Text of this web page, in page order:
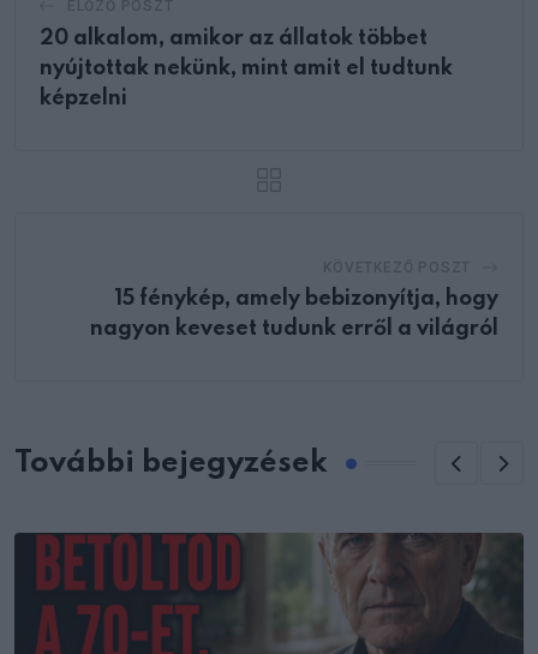
20 alkalom, amikor az állatok többet
nyújtottak nekünk, mint amit el tudtunk
képzelni
15 fénykép, amely bebizonyítja, hogy
nagyon keveset tudunk erről a világról
További bejegyzések